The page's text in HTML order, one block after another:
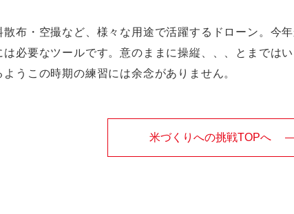
散布・空撮など、様々な用途で活躍するドローン。今
は必要なツールです。意のままに操縦、、、とまでは
うこの時期の練習には余念がありません。
米づくりへの挑戦TOPへ